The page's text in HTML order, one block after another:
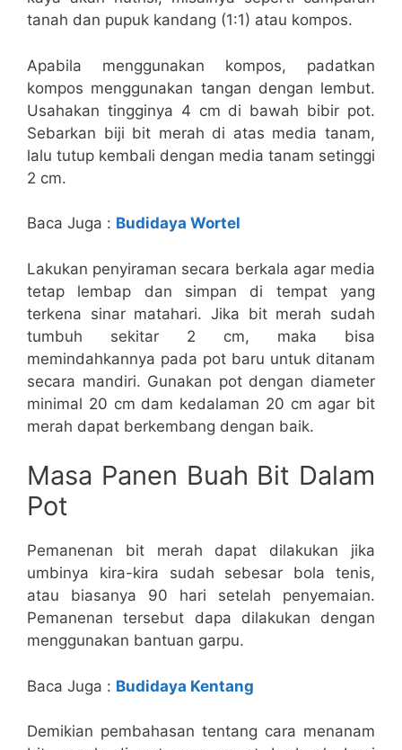
tanah dan pupuk kandang (1:1) atau kompos.
Apabila menggunakan kompos, padatkan
kompos menggunakan tangan dengan lembut.
Usahakan tingginya 4 cm di bawah bibir pot.
Sebarkan biji bit merah di atas media tanam,
lalu tutup kembali dengan media tanam setinggi
2 cm.
Baca Juga : Budidaya Wortel
Lakukan penyiraman secara berkala agar media
tetap lembap dan simpan di tempat yang
terkena sinar matahari. Jika bit merah sudah
tumbuh sekitar 2 cm, maka bisa
memindahkannya pada pot baru untuk ditanam
secara mandiri. Gunakan pot dengan diameter
minimal 20 cm dam kedalaman 20 cm agar bit
merah dapat berkembang dengan baik.
Masa Panen Buah Bit Dalam
Pot
Pemanenan bit merah dapat dilakukan jika
umbinya kira-kira sudah sebesar bola tenis,
atau biasanya 90 hari setelah penyemaian.
Pemanenan tersebut dapa dilakukan dengan
menggunakan bantuan garpu.
Baca Juga : Budidaya Kentang
Demikian pembahasan tentang cara menanam